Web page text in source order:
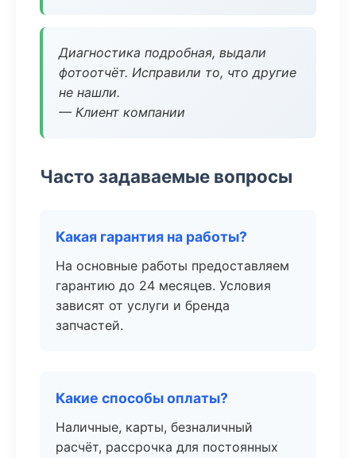
Диагностика подробная, выдали
фотоотчёт. Исправили то, что другие
не нашли.
— Клиент компании
Часто задаваемые вопросы
Какая гарантия на работы?
На основные работы предоставляем
гарантию до 24 месяцев. Условия
зависят от услуги и бренда
запчастей.
Какие способы оплаты?
Наличные, карты, безналичный
расчёт, рассрочка для постоянных